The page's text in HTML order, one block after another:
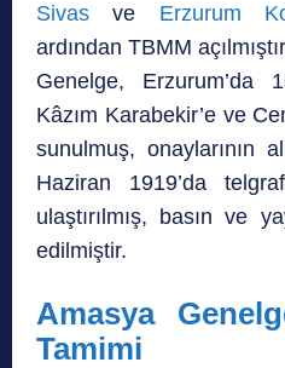
Sivas ve Erzurum
ardından TBMM
Genelge, Erzurum’da
Kâzım Karabekir’e ve
sunulmuş, onaylarının
Haziran 1919’da
ulaştırılmış, basın ve
edilmiştir.
Amasya
Tamimi